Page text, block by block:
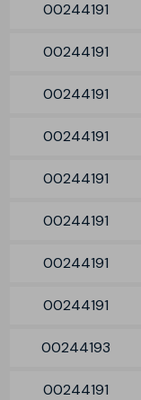
00244191
00244191
00244191
00244191
00244191
00244191
00244191
00244191
00244193
00244191